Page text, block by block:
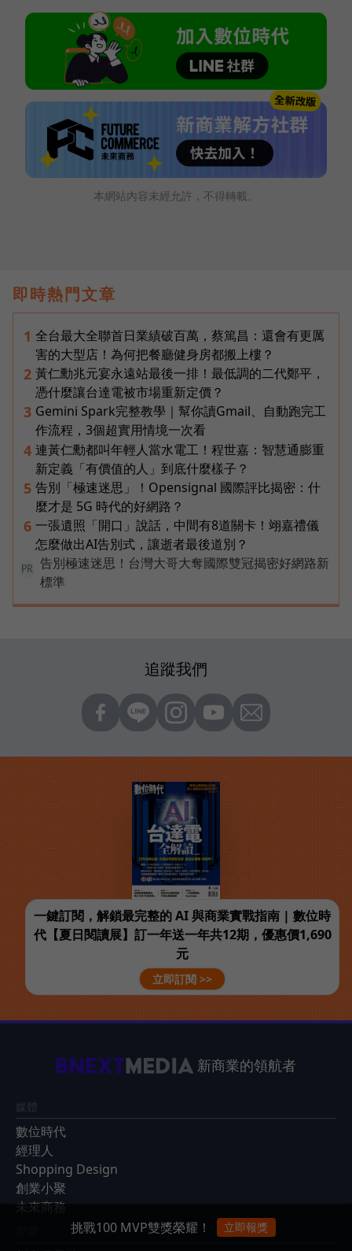
本網站內容未經允許，不得轉載。
即時熱門文章
1 全台最大全聯首日業績破百萬，蔡篤昌：還會有更厲
害的大型店！為何把餐廳健身房都搬上樓？
2 黃仁勳兆元宴永遠站最後一排！最低調的二代鄭平，
憑什麼讓台達電被市場重新定價？
3 Gemini Spark完整教學｜幫你讀Gmail、自動跑完工
作流程，3個超實用情境一次看
4 連黃仁勳都叫年輕人當水電工！程世嘉：智慧通膨重
新定義「有價值的人」到底什麼樣子？
5 告別「極速迷思」！Opensignal 國際評比揭密：什
麼才是 5G 時代的好網路？
6 一張遺照「開口」說話，中間有8道關卡！翊嘉禮儀
怎麼做出AI告別式，讓逝者最後道別？
PR
告別極速迷思！台灣大哥大奪國際雙冠揭密好網路新
標準
追蹤我們
一鍵訂閱，解鎖最完整的 AI 與商業實戰指南 | 數位時
代【夏日閱讀展】訂一年送一年共12期，優惠價1,690
元
立即訂閱 >>
新商業的領航者
媒體
數位時代
經理人
Shopping Design
創業小聚
未來商務
挑戰100 MVP雙獎榮耀！ 立即報獎